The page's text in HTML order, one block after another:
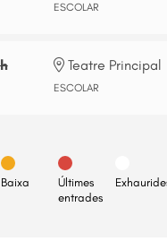
ESCOLAR
Teatre Principal
ESCOLAR
Baixa
Últimes
entrades